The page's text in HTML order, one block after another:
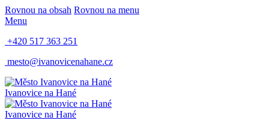
Rovnou na obsah Rovnou na menu
Menu
+420 517 363 251
mesto@ivanovicenahane.cz
Ivanovice na Hané
Ivanovice na Hané